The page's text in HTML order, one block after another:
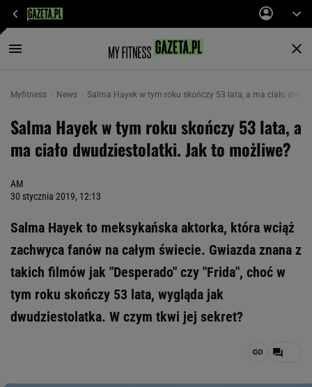
Myfitness News Salma Hayek w tym roku skończy 53 lata, a ma ciało
Salma Hayek w tym roku skończy 53 lata, a
ma ciało dwudziestolatki. Jak to możliwe?
AM
30 stycznia 2019, 12:13
Salma Hayek to meksykańska aktorka, która wciąż
zachwyca fanów na całym świecie. Gwiazda znana z
takich filmów jak "Desperado" czy "Frida", choć w
tym roku skończy 53 lata, wygląda jak
dwudziestolatka. W czym tkwi jej sekret?